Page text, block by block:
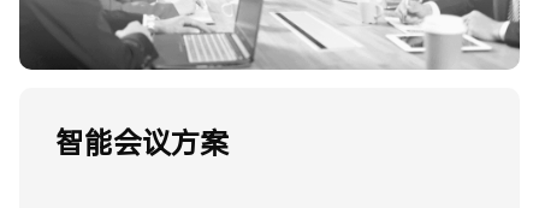
智能会议方案
智能会议方案
智能会议方案